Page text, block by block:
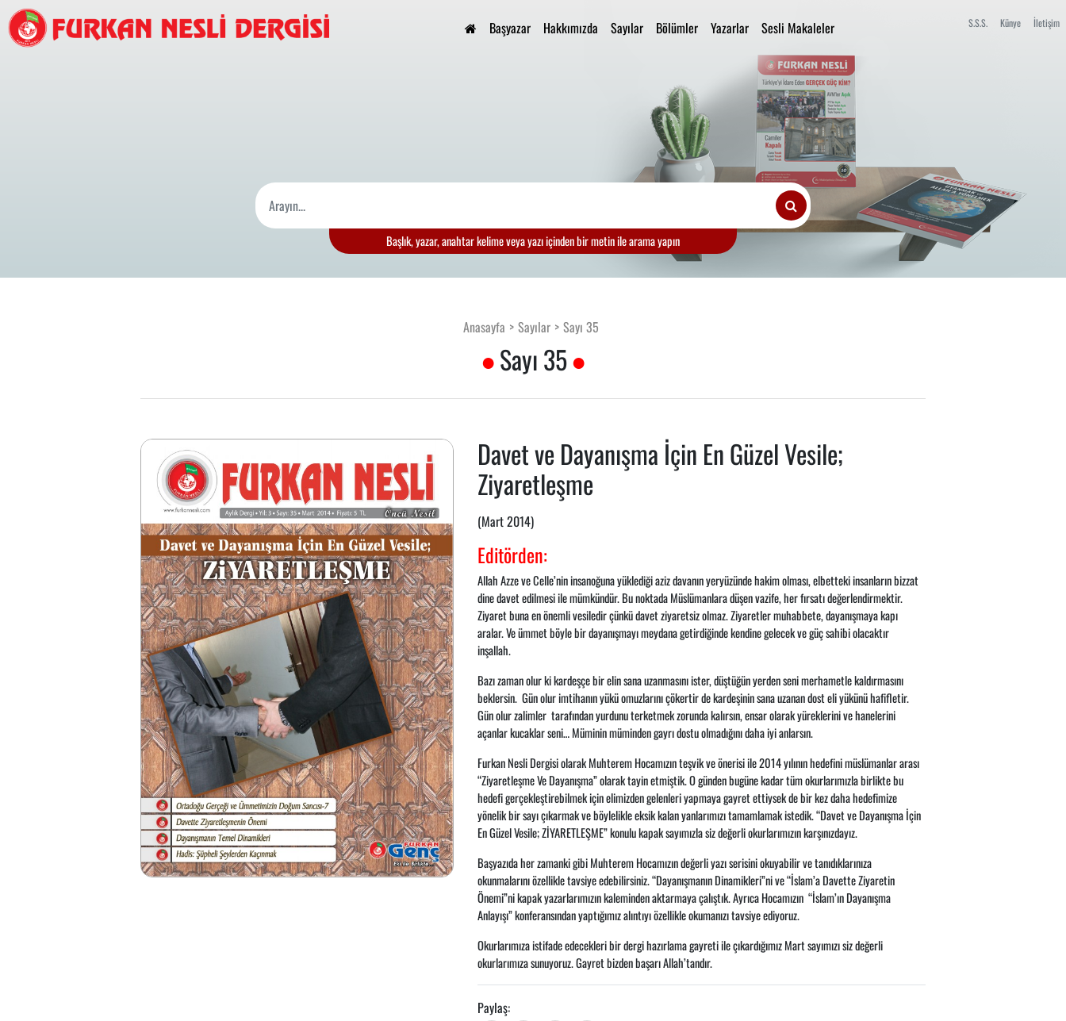
Başyazar Hakkımızda Sayılar Bölümler Yazarlar Sesli Makaleler S.S.S. Künye İletişim
Başlık, yazar, anahtar kelime veya yazı içinden bir metin ile arama yapın
Anasayfa Sayılar Sayı 35
Sayı 35
Davet ve Dayanışma İçin En Güzel Vesile;
Ziyaretleşme
(Mart 2014)
Editörden:
Allah Azze ve Celle’nin insanoğuna yüklediği aziz davanın yeryüzünde hakim olması, elbetteki insanların bizzat
dine davet edilmesi ile mümkündür. Bu noktada Müslümanlara düşen vazife, her fırsatı değerlendirmektir.
Ziyaret buna en önemli vesiledir çünkü davet ziyaretsiz olmaz. Ziyaretler muhabbete, dayanışmaya kapı
aralar. Ve ümmet böyle bir dayanışmayı meydana getirdiğinde kendine gelecek ve güç sahibi olacaktır
inşallah.
Bazı zaman olur ki kardeşçe bir elin sana uzanmasını ister, düştüğün yerden seni merhametle kaldırmasını
beklersin. Gün olur imtihanın yükü omuzlarını çökertir de kardeşinin sana uzanan dost eli yükünü hafifletir.
Gün olur zalimler tarafından yurdunu terketmek zorunda kalırsın, ensar olarak yüreklerini ve hanelerini
açanlar kucaklar seni… Müminin müminden gayrı dostu olmadığını daha iyi anlarsın.
Furkan Nesli Dergisi olarak Muhterem Hocamızın teşvik ve önerisi ile 2014 yılının hedefini müslümanlar arası
“Ziyaretleşme Ve Dayanışma” olarak tayin etmiştik. O günden bugüne kadar tüm okurlarımızla birlikte bu
hedefi gerçekleştirebilmek için elimizden gelenleri yapmaya gayret ettiysek de bir kez daha hedefimize
yönelik bir sayı çıkarmak ve böylelikle eksik kalan yanlarımızı tamamlamak istedik. “Davet ve Dayanışma İçin
En Güzel Vesile; ZİYARETLEŞME” konulu kapak sayımızla siz değerli okurlarımızın karşınızdayız.
Başyazıda her zamanki gibi Muhterem Hocamızın değerli yazı serisini okuyabilir ve tanıdıklarınıza
okunmalarını özellikle tavsiye edebilirsiniz. “Dayanışmanın Dinamikleri”ni ve “İslam’a Davette Ziyaretin
Önemi”ni kapak yazarlarımızın kaleminden aktarmaya çalıştık. Ayrıca Hocamızın “İslam’ın Dayanışma
Anlayışı” konferansından yaptığımız alıntıyı özellikle okumanızı tavsiye ediyoruz.
Okurlarımıza istifade edecekleri bir dergi hazırlama gayreti ile çıkardığımız Mart sayımızı siz değerli
okurlarımıza sunuyoruz. Gayret bizden başarı Allah’tandır.
Paylaş: